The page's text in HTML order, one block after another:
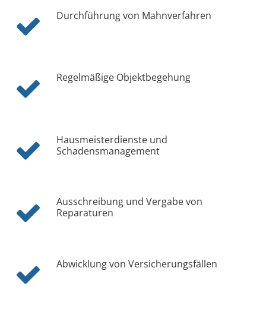
Durchführung von Mahnverfahren
Regelmäßige Objektbegehung
Hausmeisterdienste und
Schadensmanagement
Ausschreibung und Vergabe von
Reparaturen
Abwicklung von Versicherungsfällen